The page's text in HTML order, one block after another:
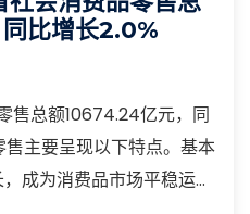
高技术服务业投资增长
比增长2.0%
售总额10674.24亿元，同
主要呈现以下特点。基本
成为消费品市场平稳运行